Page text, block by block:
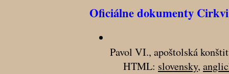
Oficiálne dokumenty Cirkvi
Pavol VI., apoštolská
HTML: slovensky,